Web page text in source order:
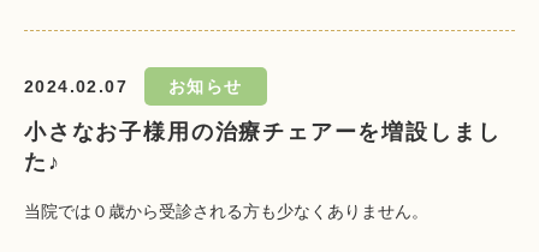
2024.02.07 お知らせ
小さなお子様用の治療チェアーを増設しまし
た♪
当院では０歳から受診される方も少なくありません。